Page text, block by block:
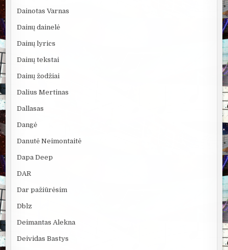
Dainotas Varnas
Dainų dainelė
Dainų lyrics
Dainų tekstai
Dainų žodžiai
Dalius Mertinas
Dallasas
Dangė
Danutė Neimontaitė
Dapa Deep
DAR
Dar pažiūrėsim
Dblz
Deimantas Alekna
Deividas Bastys